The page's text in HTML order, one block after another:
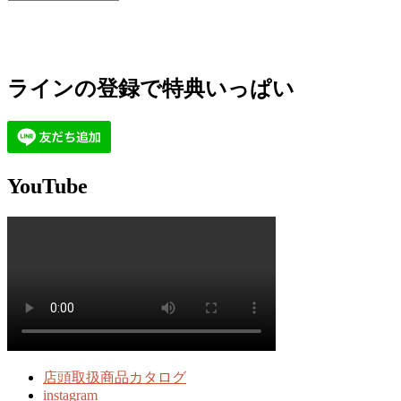
ラインの登録で特典いっぱい
YouTube
店頭取扱商品カタログ
instagram